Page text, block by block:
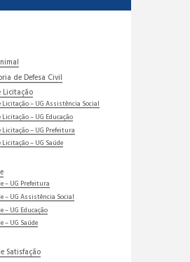
de Defesa Civil
Licitação
Licitação – UG Assistência Social
Licitação – UG Educação
Licitação – UG Prefeitura
Licitação – UG Saúde
– UG Prefeitura
– UG Assistência Social
– UG Educação
– UG Saúde
Satisfação